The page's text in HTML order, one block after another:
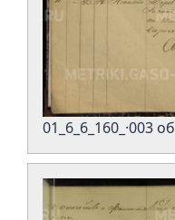
01_6_6_160_·003 об